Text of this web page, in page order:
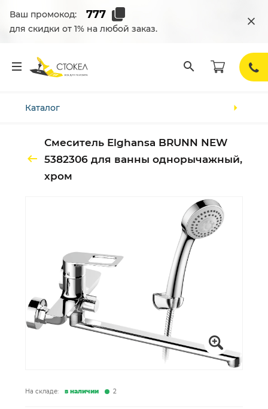
Ваш промокод:
для скидки от 1% на любой заказ.
Каталог
Смеситель Elghansa BRUNN NEW
5382306 для ванны однорычажный,
хром
На складе: в наличии 2